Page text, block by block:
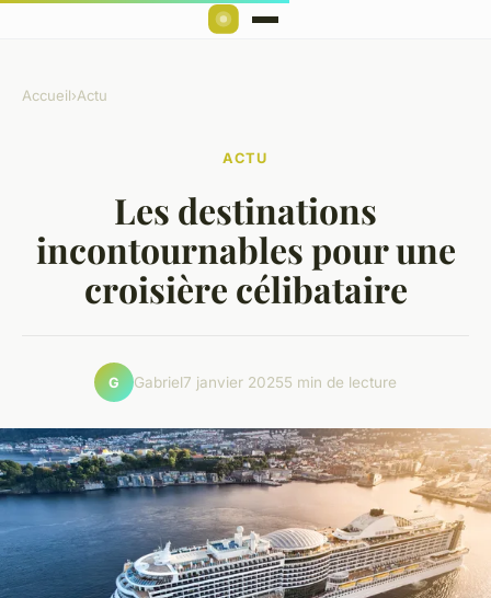
Accueil›Actu
ACTU
Les destinations
incontournables pour une
croisière célibataire
G Gabriel7 janvier 20255 min de lecture